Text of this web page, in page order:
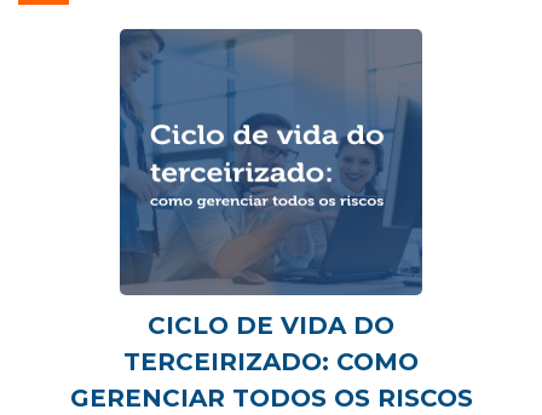
CICLO DE VIDA DO
TERCEIRIZADO: COMO
GERENCIAR TODOS OS RISCOS